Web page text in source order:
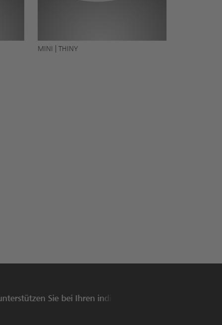
MINI | THINY
Sie bei Ihren individuellen Lichtbedürfnissen -